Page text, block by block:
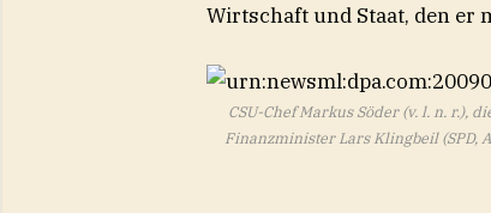
Wirtschaft und Staat, den er
CSU-Chef Markus Söder (v. l. n. r.),
Finanzminister Lars Klingbeil (SPD,